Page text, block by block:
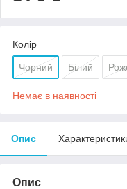
Колір
Чорний Білий
Немає в наявності
Опис
Опис